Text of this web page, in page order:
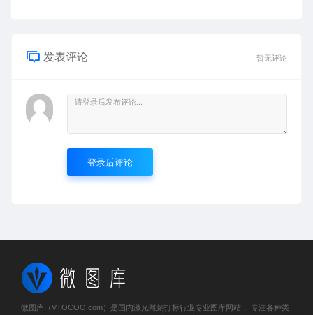
发表评论 暂无评论
登录后评论
微图库（VTOCOO.com）是国内激光雕刻打标行业专业图库网站， 专注各种类